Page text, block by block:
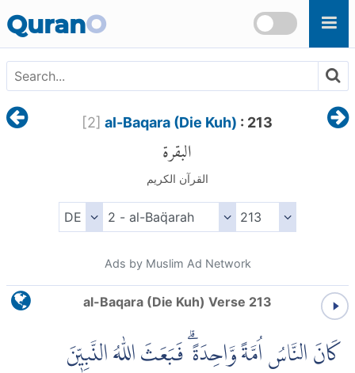
QuranO
[2] al-Baqara (Die Kuh) : 213
البقرة
القرآن الكريم
Ads by Muslim Ad Network
al-Baqara (Die Kuh) Verse 213
كَانَ النَّاسُ اُمَّةً وَّاحِدَةً ۗ فَبَعَثَ اللّٰهُ النَّبِيّٖنَ